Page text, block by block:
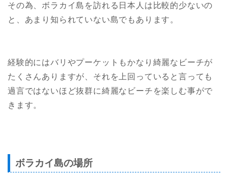
その為、ボラカイ島を訪れる日本人は比較的少ないの
と、あまり知られていない島でもあります。
経験的にはバリやプーケットもかなり綺麗なビーチが
たくさんありますが、それを上回っていると言っても
過言ではないほど抜群に綺麗なビーチを楽しむ事がで
きます。
ボラカイ島の場所